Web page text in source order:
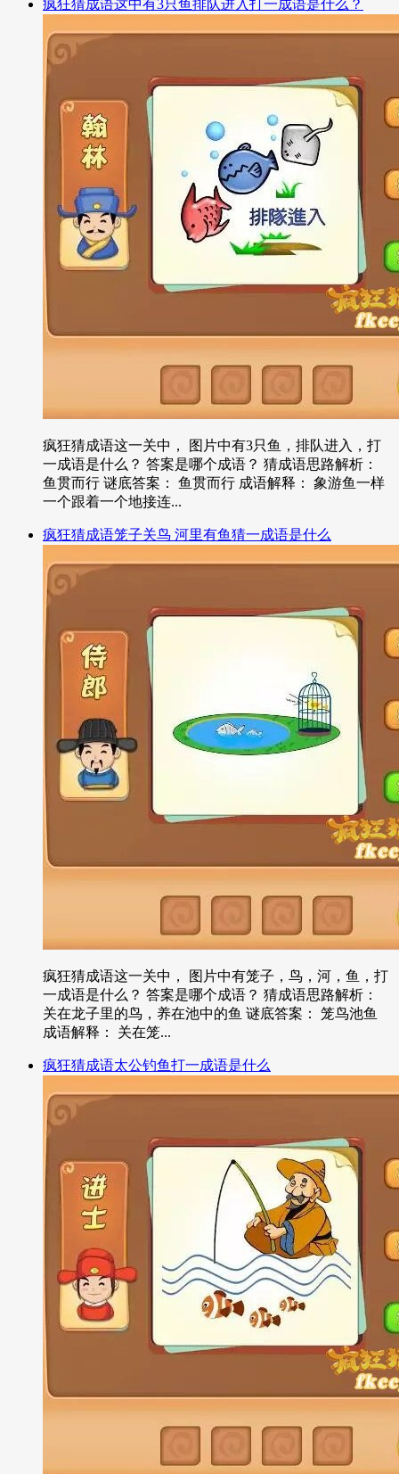
疯狂猜成语这中有3只鱼排队进入打一成语是什么？
疯狂猜成语这一关中， 图片中有3只鱼，排队进入，打
一成语是什么？ 答案是哪个成语？ 猜成语思路解析：
鱼贯而行 谜底答案： 鱼贯而行 成语解释： 象游鱼一样
一个跟着一个地接连...
疯狂猜成语笼子关鸟 河里有鱼猜一成语是什么
疯狂猜成语这一关中， 图片中有笼子，鸟，河，鱼，打
一成语是什么？ 答案是哪个成语？ 猜成语思路解析：
关在龙子里的鸟，养在池中的鱼 谜底答案： 笼鸟池鱼
成语解释： 关在笼...
疯狂猜成语太公钓鱼打一成语是什么